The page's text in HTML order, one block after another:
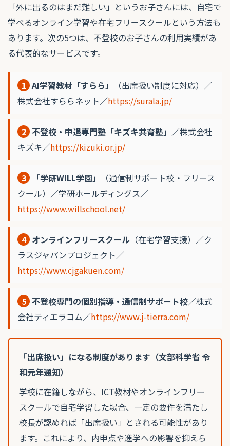
「外に出るのはまだ難しい」というお子さんには、自宅で
学べるオンライン学習や在宅フリースクールという方法も
あります。次の5つは、不登校のお子さんの利用実績があ
る代表的なサービスです。
1 AI学習教材「すらら」
（出席扱い制度に対応）／
株式会社すららネット／https://surala.jp/
2 不登校・中退専門塾「キズキ共育塾」 ／株式会社
キズキ／https://kizuki.or.jp/
3 「学研WILL学園」
（通信制サポート校・フリース
クール）／学研ホールディングス／
https://www.willschool.net/
4 オンラインフリースクール （在宅学習支援）／ク
ラスジャパンプロジェクト／
https://www.cjgakuen.com/
5 不登校専門の個別指導・通信制サポート校／株式
会社ティエラコム／https://www.j-tierra.com/
「出席扱い」になる制度があります（文部科学省 令
和元年通知）
学校に在籍しながら、ICT教材やオンラインフリー
スクールで自宅学習した場合、一定の要件を満たし
校長が認めれば「出席扱い」とされる可能性があり
ます。これにより、内申点や進学への影響を抑えら